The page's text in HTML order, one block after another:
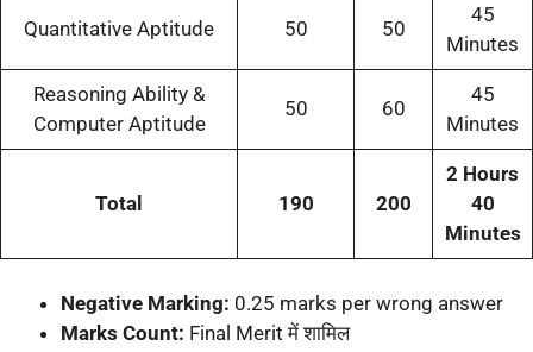
Quantitative Aptitude 50 50
45
Minutes
Reasoning Ability &
Computer Aptitude
50 60
45
Minutes
Total 190 200
2 Hours
40
Minutes
Negative Marking: 0.25 marks per wrong answer
Marks Count: Final Merit में शामिल